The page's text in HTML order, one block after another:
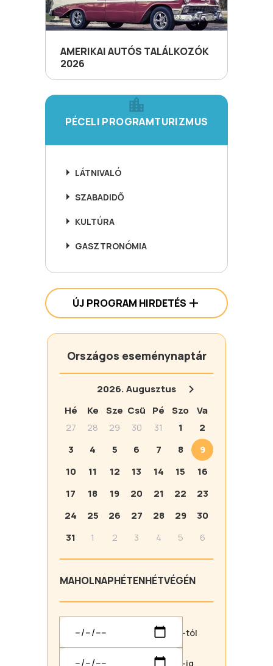
AMERIKAI AUTÓS TALÁLKOZÓK
2026
PÉCELI PROGRAMTURIZMUS
LÁTNIVALÓ
SZABADIDŐ
KULTÚRA
GASZTRONÓMIA
ÚJ PROGRAM HIRDETÉS
Országos eseménynaptár
2026.Augusztus
Hé
Ke Sze Csü Pé Szo
Va
27
28 29 30 31 1
2
3
4 5 6 7 8
9
10
11 12 13 14 15
16
17
18 19 20 21 22
23
24
25 26 27 28 29
30
31
1 2 3 4 5 6
MAHOLNAPHÉTENHÉTVÉGÉN
-tól
-ig